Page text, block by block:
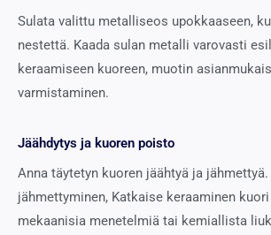
Sulata valittu metalliseos upokkaaseen,
nestettä. Kaada sulan metalli varovasti
keraamiseen kuoreen, muotin
varmistaminen.
Jäähdytys ja kuoren poisto
Anna täytetyn kuoren jäähtyä ja jähmettyä.
jähmettyminen, Katkaise keraaminen
mekaanisia menetelmiä tai kemiallista